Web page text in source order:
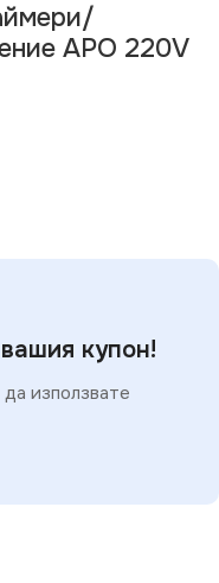
APO 220V
купон!
използвате